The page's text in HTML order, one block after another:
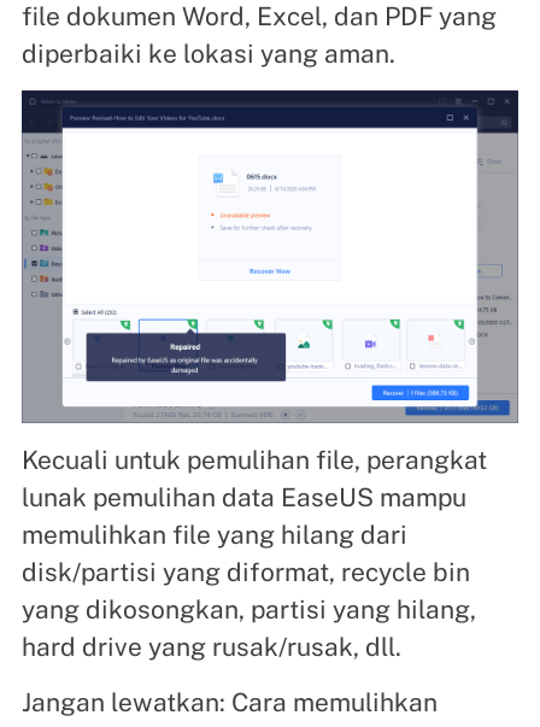
file dokumen Word, Excel, dan PDF yang
diperbaiki ke lokasi yang aman.
Kecuali untuk pemulihan file, perangkat
lunak pemulihan data EaseUS mampu
memulihkan file yang hilang dari
disk/partisi yang diformat, recycle bin
yang dikosongkan, partisi yang hilang,
hard drive yang rusak/rusak, dll.
Jangan lewatkan: Cara memulihkan